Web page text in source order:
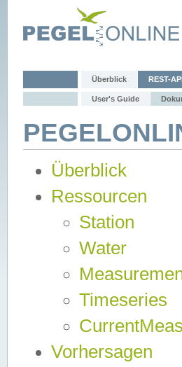
Überblick REST-
User's Guide
Überblick
Ressourcen
Station
Water
Timeseries
Vorhersagen